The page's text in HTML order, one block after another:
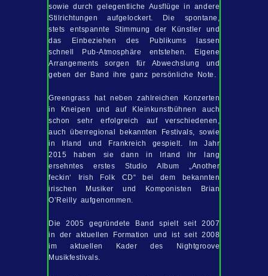
sowie durch gelegentliche Ausflüge in andere
Stilrichtungen aufgelockert. Die spontane,
stets entspannte Stimmung der Künstler und
das Einbeziehen des Publikums lassen
schnell Pub-Atmosphäre entstehen. Eigene
Arrangements sorgen für Abwechslung und
geben der Band ihre ganz persönliche Note.
Greengrass
hat neben zahlreichen Konzerten
in Kneipen und auf Kleinkunstbühnen auch
schon sehr erfolgreich auf verschiedenen,
auch überregional bekannten Festivals, sowie
in Irland und Frankreich gespielt. Im Jahr
2015 haben sie dann in Irland ihr lang
ersehntes erstes Studio Album „Another
feckin‘ Irish Folk CD“ bei dem bekannten
irischen Musiker und Komponisten Brian
O’Reilly aufgenommen.
Die 2005 gegründete Band spielt seit 2007
in der aktuellen Formation und ist seit 2008
im aktuellen Kader des Nightgroove
Musikfestivals.